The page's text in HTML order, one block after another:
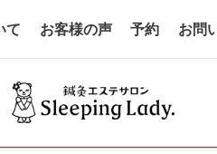
て お客様の声 予約 お問